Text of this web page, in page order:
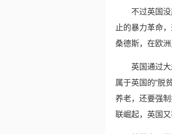
不过英国
止的暴力革命
桑德斯，在欧洲
英国通过
属于英国的“脱
养老，还要强
联崛起，英国